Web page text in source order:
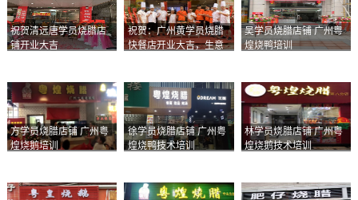
祝贺清远唐学员烧腊店
铺开业大吉
祝贺：广州黄学员烧腊
快餐店开业大吉，生意
吴学员烧腊店铺 广州粤
煌烧鸭培训
方学员烧腊店铺 广州粤
煌烧鹅培训
徐学员烧腊店铺 广州粤
煌烧鸭技术培训
林学员烧腊店铺 广州粤
煌烧鹅技术培训